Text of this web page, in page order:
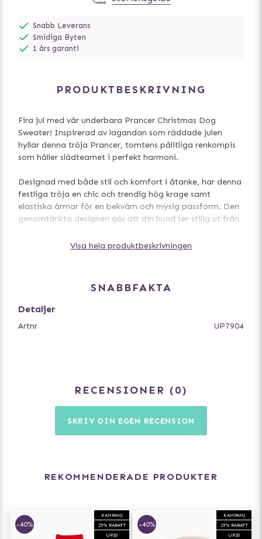
Snabb Leverans
Smidiga Byten
1 års garanti
PRODUKTBESKRIVNING
Fira jul med vår underbara Prancer Christmas Dog
Sweater! Inspirerad av lagandan som räddade julen
hyllar denna tröja Prancer, tomtens pålitliga renkompis
som håller slädteamet i perfekt harmoni.
Designad med både stil och komfort i åtanke, har denna
festliga tröja en chic och trendig hög krage samt
elastiska ärmar för en bekväm och mysig passform. Den
genomtänkta designen gör att din hund ser stilig ut från
vinterpromenader och julens festligheter.
praktisk komfort. Låt din fyrbenta vän delta i
julstämningen och glänsa lika mycket som tomtens
slädteam!
temperatur eller lufttork
Visa hela produktbeskrivningen
SNABBFAKTA
Detaljer
Artnr UP7904
RECENSIONER 0
SKRIV DIN EGEN RECENSION
REKOMMENDERADE PRODUKTER
KAMPANJ
25% RABATT
UP20
-40%
KAMPANJ
25% RABATT
UP20
-40%